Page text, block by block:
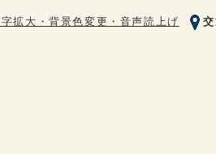
拡大・背景色変更・音声読上げ